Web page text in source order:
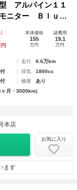
アルパイン１１
ニター Ｂｌｕｅ
トキー クルコ
イト 純正アルミ
) 本体価格
155
万円
諸費用
19.1
万円
走行
6.6万km
排気
1800cc
修復
あり
ヶ月・3000km)
本店
お気に入り
ます